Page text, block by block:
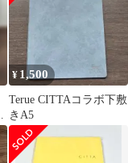
¥ 1,500
Terue CITTAコラボ下敷
きA5